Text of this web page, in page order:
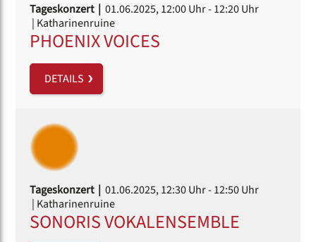
Tageskonzert | 01.06.2025, 12:00 Uhr- 12:20 Uhr
| Katharinenruine
PHOENIX VOICES
DETAILS
Tageskonzert | 01.06.2025, 12:30 Uhr- 12:50 Uhr
| Katharinenruine
SONORIS VOKALENSEMBLE